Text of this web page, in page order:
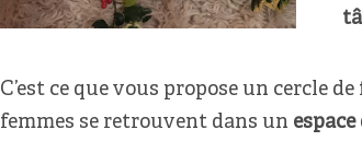
C’est ce que vous propose un cercle de
femmes se retrouvent dans un